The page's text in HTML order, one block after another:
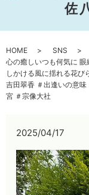
佐
HOME
SNS
心の癒しいつも何気に
しかける風に揺れる花び
吉田翠香 ＃出逢いの意
宮 ＃宗像大社
2025/04/17